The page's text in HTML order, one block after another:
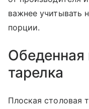
важнее учитывать
порции.
Обеденная
тарелка
Плоская столовая